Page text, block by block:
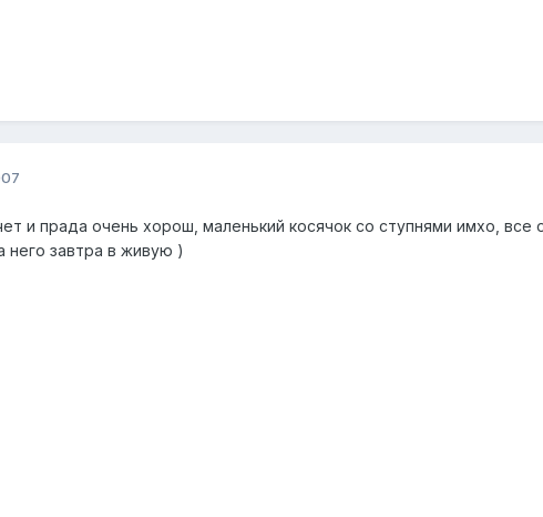
и прада очень хорош, маленький косячок со ступнями имхо, все
завтра в живую )